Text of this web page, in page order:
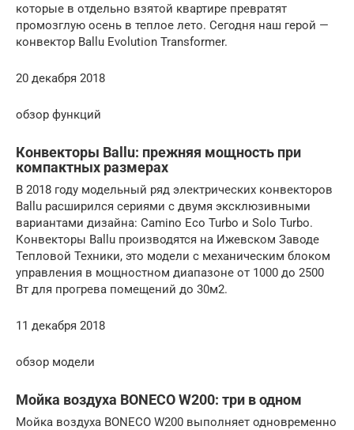
которые в отдельно взятой квартире превратят
промозглую осень в теплое лето. Сегодня наш герой —
конвектор Ballu Evolution Transformer.
20 декабря 2018
обзор функций
Конвекторы Ballu: прежняя мощность при
компактных размерах
В 2018 году модельный ряд электрических конвекторов
Ballu расширился сериями с двумя эксклюзивными
вариантами дизайна: Camino Eco Turbo и Solo Turbo.
Конвекторы Ballu производятся на Ижевском Заводе
Тепловой Техники, это модели с механическим блоком
управления в мощностном диапазоне от 1000 до 2500
Вт для прогрева помещений до 30м2.
11 декабря 2018
обзор модели
Мойка воздуха BONECO W200: три в одном
Мойка воздуха BONECO W200 выполняет одновременно